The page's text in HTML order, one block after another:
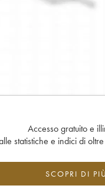
Accesso gratuito e
statistiche e indici di
SCOPRI DI PIÙ